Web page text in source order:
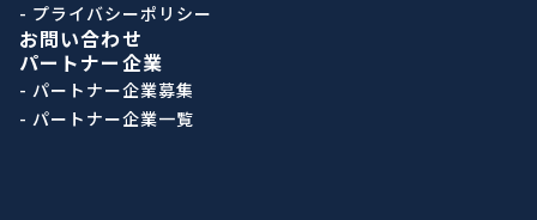
- プライバシーポリシー
お問い合わせ
パートナー企業
- パートナー企業募集
- パートナー企業一覧